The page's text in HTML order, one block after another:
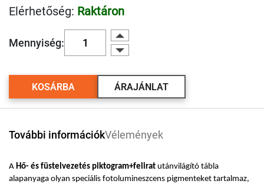
Elérhetőség: Raktáron
Mennyiség:
KOSÁRBA ÁRAJÁNLAT
További információkVélemények
A Hő- és füstelvezetés piktogram+felirat utánvilágító tábla
alapanyaga olyan speciális fotolumineszcens pigmenteket tartalmaz,